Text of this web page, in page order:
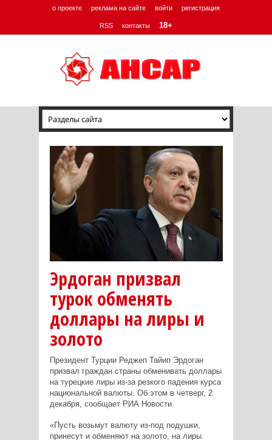
о проекте реклама на сайте войти регистрация
RSS контакты 18+
Эрдоган призвал
турок обменять
доллары на лиры и
золото
Президент Турции Реджеп Тайип Эрдоган
призвал граждан страны обменивать доллары
на турецкие лиры из-за резкого падения курса
национальной валюты. Об этом в четверг, 2
декабря, сообщает РИА Новости.
«Пусть возьмут валюту из-под подушки,
принесут и обменяют на золото, на лиры.